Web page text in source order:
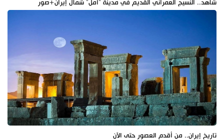
شاهد.. النسيج العمراني القديم في مدينة "آمل" شمال إيران+صور
تاريخ إيران.. من أقدم العصور حتى الآن